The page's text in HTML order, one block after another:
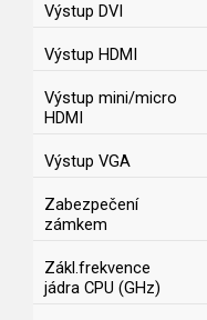
Výstup DVI
Výstup HDMI
Výstup mini/micro
HDMI
Výstup VGA
Zabezpečení
zámkem
Zákl.frekvence
jádra CPU (GHz)